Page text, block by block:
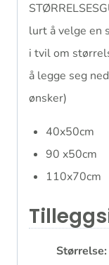
lurt å velge en
i tvil om
å legge seg
ønsker)
40x50cm
90 x50cm
110x70cm
Størrelse: